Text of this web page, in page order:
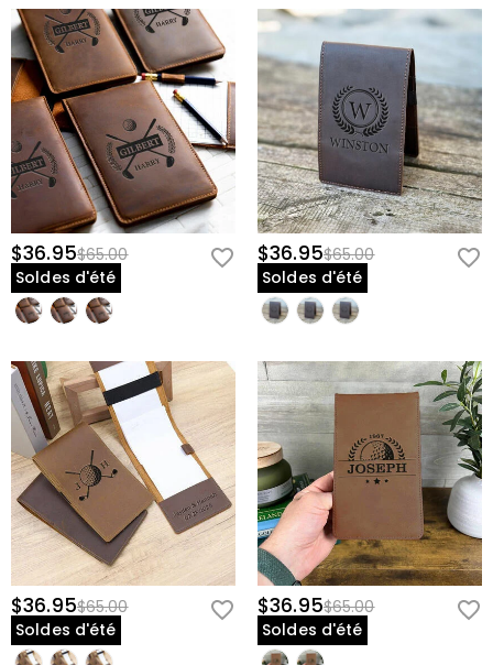
$36.95$65.00
Soldes d'été
$36.95$65.00
Soldes d'été
$36.95$65.00
Soldes d'été
$36.95$65.00
Soldes d'été